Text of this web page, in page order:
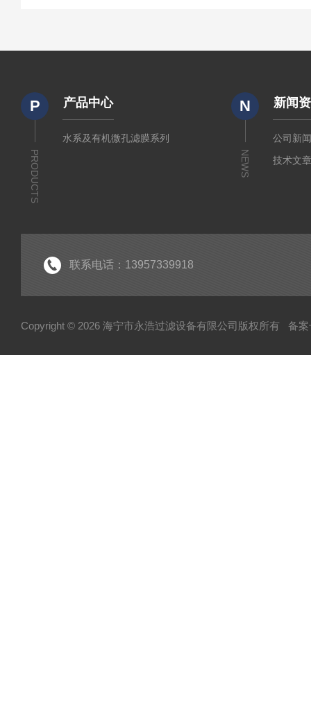
P
PRODUCTS
产品中心
水系及有机微孔滤膜系列
N
NEWS
新闻
公司新
技术文
联系电话：13957339918
Copyright © 2026 海宁市永浩过滤设备有限公司版权所有 备案